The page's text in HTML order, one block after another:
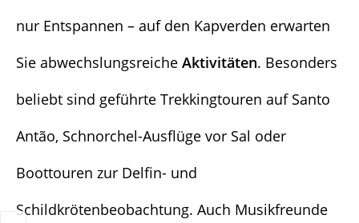
nur Entspannen – auf den Kapverden erwarten
Sie abwechslungsreiche Aktivitäten. Besonders
beliebt sind geführte Trekkingtouren auf Santo
Antão, Schnorchel-Ausflüge vor Sal oder
Boottouren zur Delfin- und
Schildkrötenbeobachtung. Auch Musikfreunde